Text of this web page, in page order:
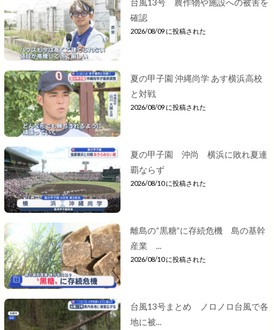
確認
2026/08/09 に投稿された
夏の甲子園 沖縄尚学 あす横浜高校
と対戦
2026/08/09 に投稿された
夏の甲子園 沖尚 横浜に敗れ夏連
覇ならず
2026/08/10 に投稿された
離島の“黒糖”に存続危機 島の基幹
産業 ...
2026/08/10 に投稿された
台風13号まとめ ノロノロ台風で各
地に被...